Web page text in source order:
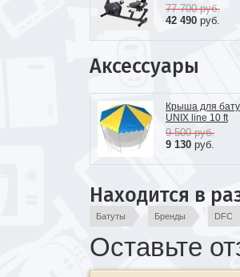
77 700руб.
42 490 руб.
Аксессуары
Крыша для
UNIX line 10 ft
9 500руб.
9 130 руб.
Находится в
Батуты Бренды DFC
Оставьте